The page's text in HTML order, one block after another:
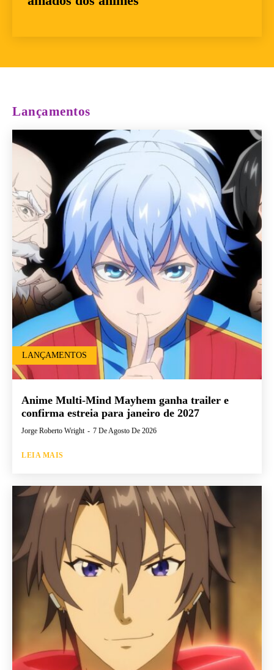
Lançamentos
LANÇAMENTOS
Anime Multi-Mind Mayhem ganha trailer e
confirma estreia para janeiro de 2027
Jorge Roberto Wright - 7 De Agosto De 2026
LEIA MAIS